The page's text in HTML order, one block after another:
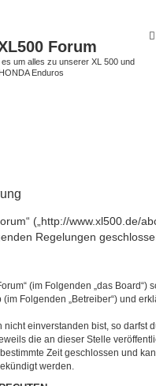
Forum
es um alles zu unserer XL 500 und
Enduros
(„http://www.xl500.de/
Regelungen
(im Folgenden „das
Folgenden „Betreiber“) und
einverstanden bist, so darfst
die an dieser Stelle
Zeit geschlossen und
werden.